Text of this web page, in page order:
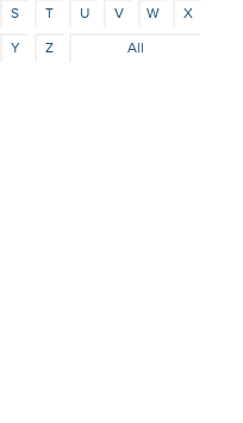
S
T U V W
X
Y
Z All